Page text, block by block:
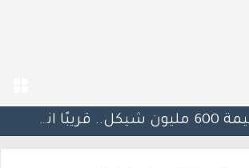
استثمار بقيمة 600 مليون شيكل.. قريبًا انطلاق العمل في المدخل الجديد لمدينة أم الفحم